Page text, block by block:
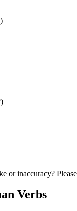
or inaccuracy? Please
Verbs